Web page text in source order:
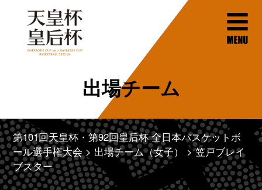
出場チーム
第101回天皇杯・第92回皇后杯 全日本バスケットボ
ール選手権大会
出場チーム（女子）
笠戸ブレイ
ブスター